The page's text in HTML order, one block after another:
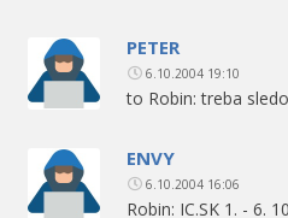
PETER
6.10.2004 19:10
to Robin: treba
ENVY
6.10.2004 16:06
Robin: IC.SK 1. - 6.